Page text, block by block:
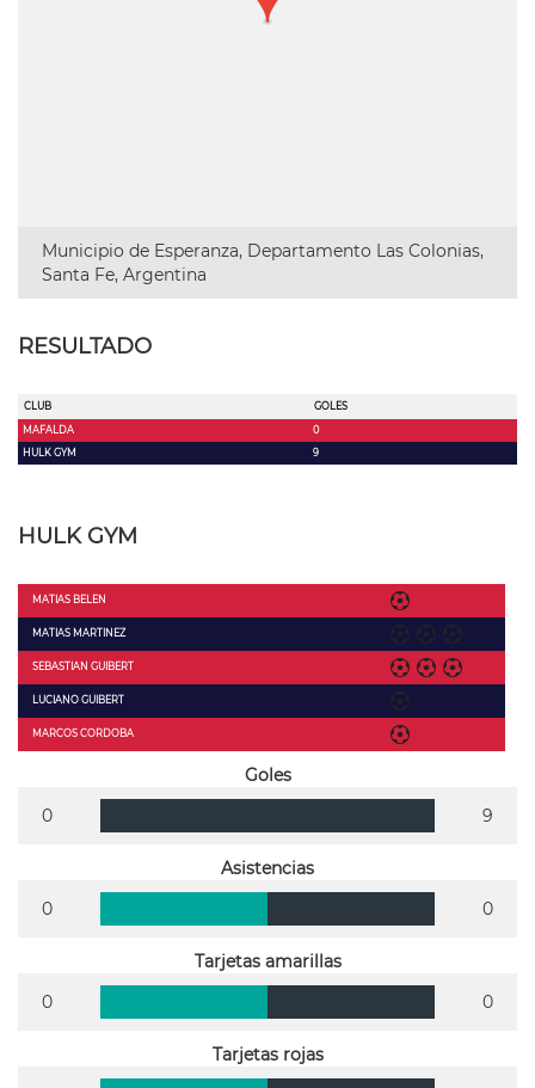
Municipio de Esperanza, Departamento Las Colonias,
Santa Fe, Argentina
RESULTADO
CLUB
GOLES
MAFALDA
0
HULK GYM
9
HULK GYM
MATIAS BELEN
MATIAS MARTINEZ
SEBASTIAN GUIBERT
LUCIANO GUIBERT
MARCOS CORDOBA
Goles
0
9
Asistencias
0
0
Tarjetas amarillas
0
0
Tarjetas rojas